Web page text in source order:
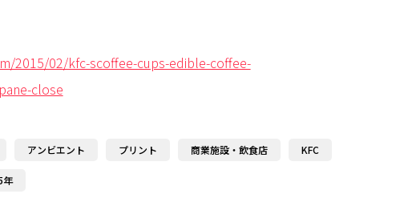
2015/02/kfc-scoffee-cups-edible-coffee-
close
アンビエント プリント 商業施設・飲食店 KFC
年